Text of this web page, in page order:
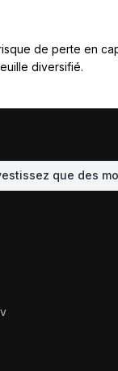
de perte en
diversifié.
que des